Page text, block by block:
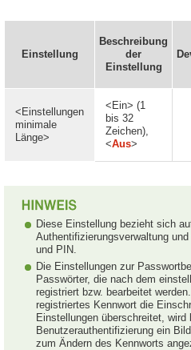
Einstellung
Beschreibung
der
Einstellung
<Einstellungen
minimale
Länge>
<Ein> (1
bis 32
Zeichen),
<Aus>
Diese Einstellung bezieht sich
Authentifizierungsverwaltung
und PIN.
Die Einstellungen zur
Passwörter, die nach dem
registriert bzw. bearbeitet
registriertes Kennwort die
Einstellungen überschreitet, wird
Benutzerauthentifizierung ein
zum Ändern des Kennworts